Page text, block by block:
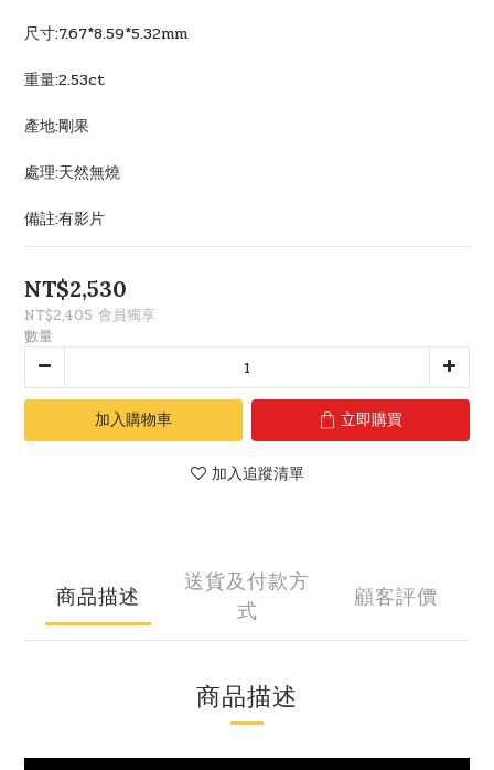
尺寸:7.67*8.59*5.32mm
重量:2.53ct
產地:剛果
處理:天然無燒
備註:有影片
NT$2,530
NT$2,405 會員獨享
數量
加入購物車 立即購買
加入追蹤清單
商品描述
送貨及付款方
式
顧客評價
商品描述